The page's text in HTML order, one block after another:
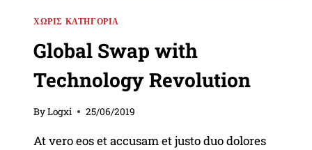
ΧΩΡΊΣ ΚΑΤΗΓΟΡΊΑ
Global Swap with
Technology Revolution
ByLogxi 25/06/2019
At vero eos et accusam et justo duo dolores